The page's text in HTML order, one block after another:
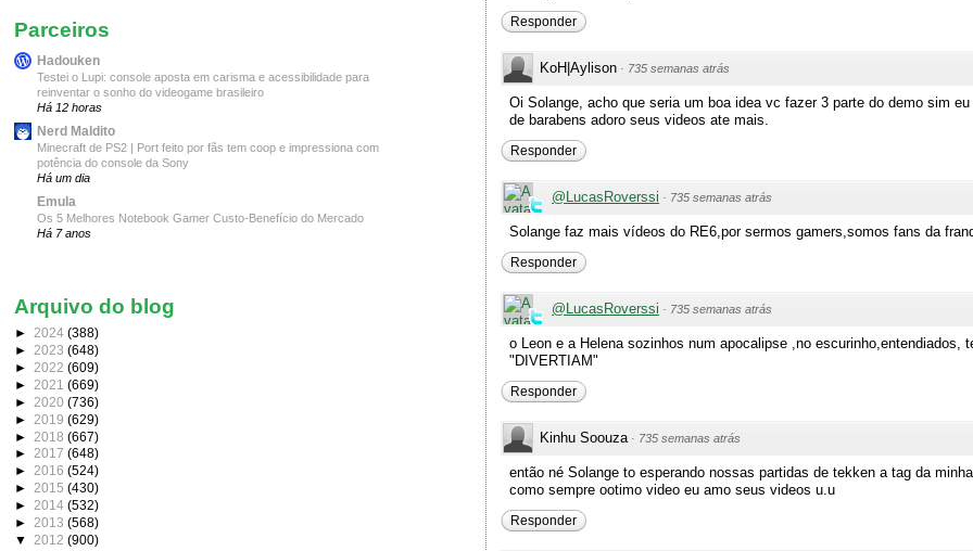
Responder
KoH|Aylison · 735 semanas atrás
Oi Solange, acho que seria um boa idea vc fazer 3 parte do demo sim
de barabens adoro seus videos ate mais.
Responder
@LucasRoverssi · 735 semanas atrás
Solange faz mais vídeos do RE6,por sermos gamers,somos fans da
Responder
@LucasRoverssi · 735 semanas atrás
o Leon e a Helena sozinhos num apocalipse ,no
"DIVERTIAM"
Responder
Kinhu Soouza · 735 semanas atrás
então né Solange to esperando nossas partidas de tekken a tag da
como sempre ootimo video eu amo seus videos u.u
Responder
Parceiros
Hadouken
Testei o Lupi: console aposta em carisma e acessibilidade para
reinventar o sonho do videogame brasileiro
Há 12 horas
Nerd Maldito
Minecraft de PS2 | Port feito por fãs tem coop e impressiona com
potência do console da Sony
Há um dia
Emula
Os 5 Melhores Notebook Gamer Custo-Benefício do Mercado
Há 7 anos
Arquivo do blog
► 2024 (388)
► 2023 (648)
► 2022 (609)
► 2021 (669)
► 2020 (736)
► 2019 (629)
► 2018 (667)
► 2017 (648)
► 2016 (524)
► 2015 (430)
► 2014 (532)
► 2013 (568)
▼ 2012 (900)